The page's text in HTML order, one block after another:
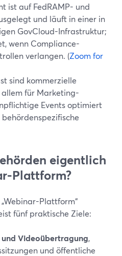
ist auf FedRAMP- und
und läuft in einer in
GovCloud-Infrastruktur;
wenn Compliance-
verlangen. (Zoom for
sind kommerzielle
für Marketing-
Events optimiert
eigentlich
Plattform?
Plattform“
fünf praktische Ziele:
Videoübertragung,
und öffentliche